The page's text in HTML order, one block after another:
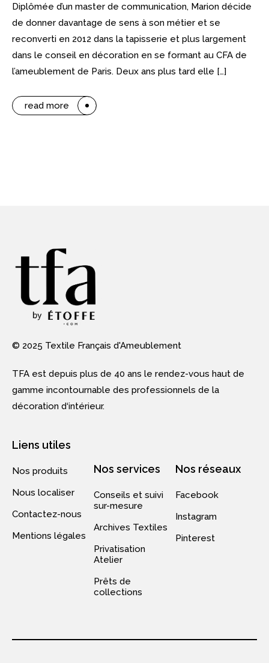
Diplômée d’un master de communication, Marion décide
de donner davantage de sens à son métier et se
reconverti en 2012 dans la tapisserie et plus largement
dans le conseil en décoration en se formant au CFA de
l’ameublement de Paris. Deux ans plus tard elle […]
read more
© 2025 Textile Français d'Ameublement
TFA est depuis plus de 40 ans le rendez-vous haut de
gamme incontournable des professionnels de la
décoration d‘intérieur.
Liens utiles
Nos produits
Nous localiser
Contactez-nous
Mentions légales
Nos services
Conseils et suivi
sur-mesure
Archives Textiles
Privatisation
Atelier
Prêts de
collections
Nos réseaux
Facebook
Instagram
Pinterest